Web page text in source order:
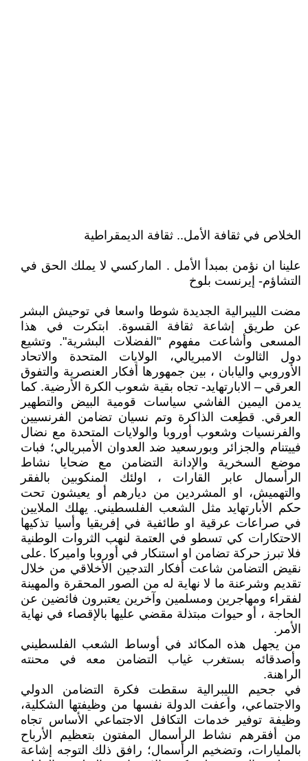
الخلاص في ثقافة الأمل.. ثقافة الديمقراطية
علينا ان نؤمن بمبدأ الأمل . الماركسي لا يملك الحق في
التشاؤم- إيرنست بلوخ
مضت الليبرالية الجديدة شوطا واسعا في توحيش البشر
عن طريق إشاعة ثقافة القسوة. ابتكرت في هذا
المسعى وأشاعت مفهوم "الفضلات البشرية". وتشيع
دول الثالوث الامبريالي، الولايات المتحدة والاتحاد
الأوروبي واليابان ، بين جمهورها أفكار العنصرية والتفوق
العرقي – الابارتهايد- تجاه بقية شعوب الكرة الأرضية. كما
يدمن اليمين الفاشي سياسات قومية البيض والتطهير
العرقي. قطِعت الذاكرة وتم نسيان تضامن الفرنسيين
والفرنسيات وشعوب أوروبا والولايات المتحدة مع نضال
فييتنام والجزائر وبورسعيد ضد العدوان الأمبريالي؛ فبات
موضع السخرية والإدانة التضامن مع ضحايا نشاط
الرأسمال عابر القارات ، اولئك المنكوبين بالفقر
والتهميش، او المشردين من ديارهم أو يعيشون تحت
حكم الأبارتهايد مثل الشعب الفلسطيني. يهلك الملايين
في صراعات عرقية او طائفية في إفريقيا وأسيا تذكيها
الاحتكارات كي تسطو في العتمة لنهب الثروات الوطنية
فلا تبرز حركة تضامن او استنكار في أوروبا واميركا .على
نقيض التضامن شاعت أفكار التدجين الأخلاقي من خلال
تقديم وشرعنة ما لا نهاية له من الصور المحقرة والمهينة
لفقراء ومهاجرين ومسلمين وآخرين يعتبرون فائضين عن
الحاجة ، أو حيوات مبتذلة مقضي عليها بالإقصاء في نهاية
الأمر.
من يجهل هذه المكائد في أوساط الشعب الفلسطيني
وأصدقائه بستغرب غياب التضامن معه في محنته
الراهنة.
في جحيم الليبرالية سقطت فكرة التضامن الدولي
والاجتماعي، وأعفت الدولة نفسها من وظيفتها الشكلية،
وظيفة توفير خدمات التكافل الاجتماعي الأساس تجاه
من أفقرهم نشاط الرأسمال المفتون بتعظيم الأرباح
بالمليارات، وتضخيم الرأسمال؛ رافق ذلك التوجه إشاعة